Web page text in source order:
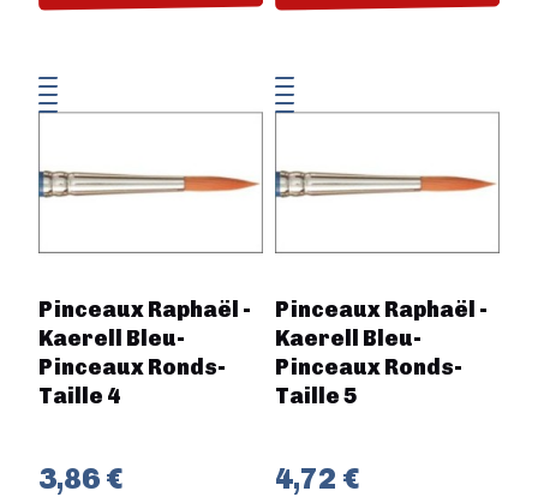
Pinceaux Raphaël -
Kaerell Bleu-
Pinceaux Ronds-
Taille 4
3,86 €
Pinceaux Raphaël -
Kaerell Bleu-
Pinceaux Ronds-
Taille 5
4,72 €